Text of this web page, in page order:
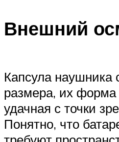
Внешний
Капсула наушника
размера, их форма
удачная с точки
Понятно, что